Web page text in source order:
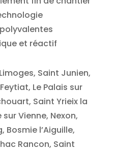
et réactif
Saint Junien,
Le Palais sur
Saint Yrieix la
Vienne, Nexon,
Bosmie l’Aiguille,
Rancon, Saint